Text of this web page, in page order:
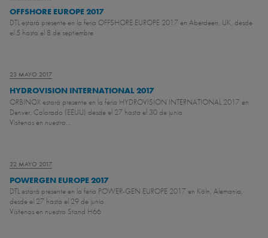
OFFSHORE EUROPE 2017
DTL estará presente en la feria OFFSHORE EUROPE 2017 en Aberdeen, UK, desde
el 5 hasta el 8 de septiembre.
23 MAYO 2017
HYDROVISION INTERNATIONAL 2017
ORBINOX estará presente en la feria HYDROVISION INTERNATIONAL 2017 en
Denver, Colorado (EEUU) desde el 27 hasta el 30 de junio.
Visítenos en nuestro...
22 MAYO 2017
POWERGEN EUROPE 2017
DTL estará presente en la feria POWER-GEN EUROPE 2017 en Köln, Alemania,
desde el 27 hasta el 29 de junio.
Visítenos en nuestro Stand H66